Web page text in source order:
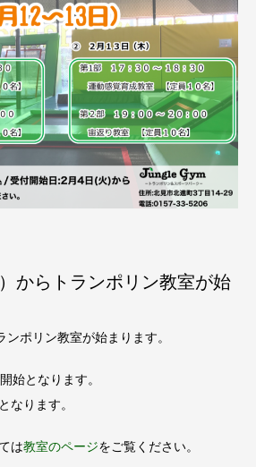
からトランポリン教室が始
ポリン教室が始まります。
始となります。
なります。
は教室のページをご覧ください。